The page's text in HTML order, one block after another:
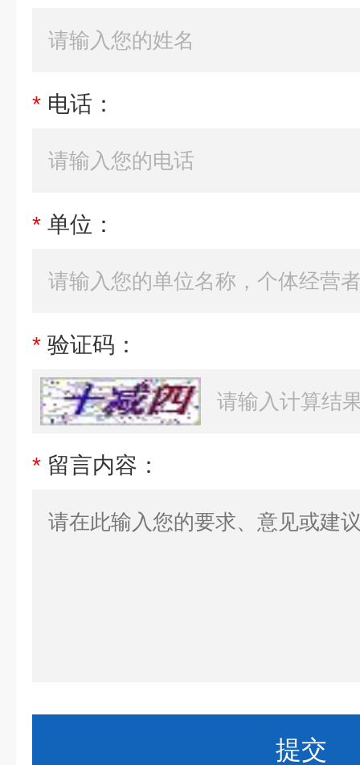
* 电话：
* 单位：
* 验证码：
* 留言内容：